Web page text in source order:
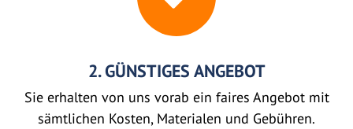
2. GÜNSTIGES ANGEBOT
Sie erhalten von uns vorab ein faires Angebot mit
sämtlichen Kosten, Materialen und Gebühren.